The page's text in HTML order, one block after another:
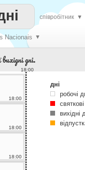
Nacionais ▼
співробітник ▼
дні.
18:00
18:00
18:00
18:00
дні
робочі
вихідні